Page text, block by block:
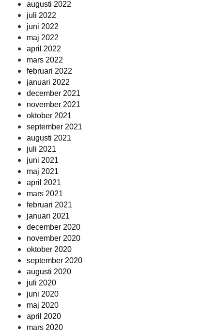
augusti 2022
juli 2022
juni 2022
maj 2022
april 2022
mars 2022
februari 2022
januari 2022
december 2021
november 2021
oktober 2021
september 2021
augusti 2021
juli 2021
juni 2021
maj 2021
april 2021
mars 2021
februari 2021
januari 2021
december 2020
november 2020
oktober 2020
september 2020
augusti 2020
juli 2020
juni 2020
maj 2020
april 2020
mars 2020